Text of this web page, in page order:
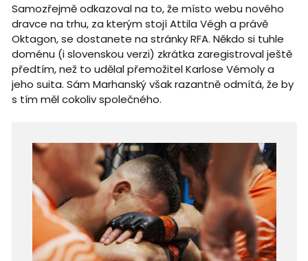
Samozřejmě odkazoval na to, že místo webu nového
dravce na trhu, za kterým stojí Attila Végh a právě
Oktagon, se dostanete na stránky RFA. Někdo si tuhle
doménu (i slovenskou verzi) zkrátka zaregistroval ještě
předtím, než to udělal přemožitel Karlose Vémoly a
jeho suita. Sám Marhanský však razantně odmítá, že by
s tím měl cokoliv společného.